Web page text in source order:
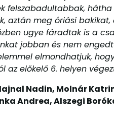
felszabadultabbak,
aztán meg óriási
ugye fáradtak is a
jobban és nem
elmondhatjuk,
az előkelő 6. helyen
Nadin, Molnár
Andrea, Alszegi